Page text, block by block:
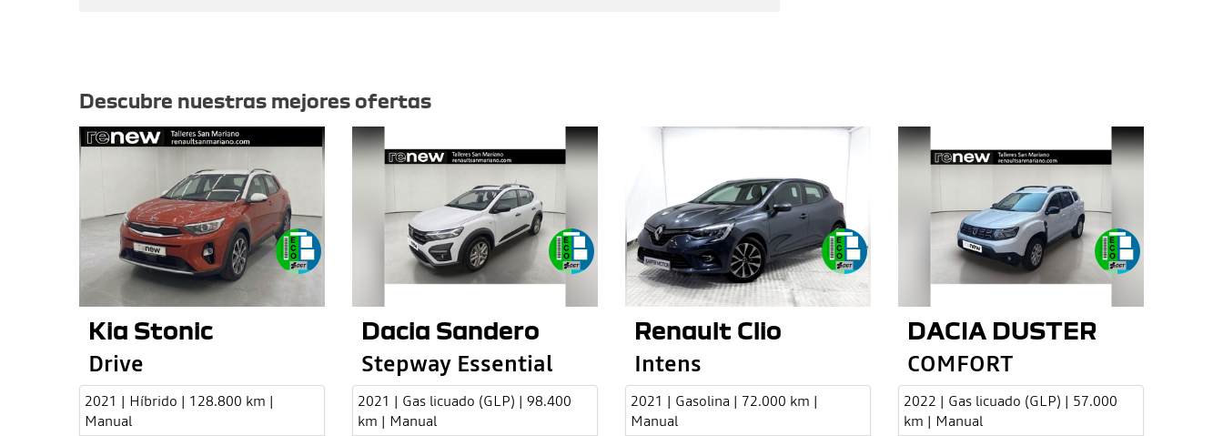
Descubre nuestras mejores ofertas
Kia Stonic
Drive
2021 | Híbrido | 128.800 km |
Manual
Dacia Sandero
Stepway Essential
2021 | Gas licuado (GLP) | 98.400
km | Manual
Renault Clio
Intens
2021 | Gasolina | 72.000 km |
Manual
DACIA DUSTER
COMFORT
2022 | Gas licuado (GLP) | 57.000
km | Manual